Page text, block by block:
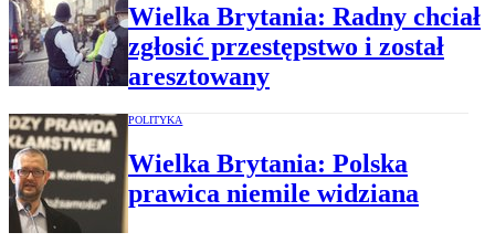
Wielka Brytania: Radny chciał
zgłosić przestępstwo i został
aresztowany
POLITYKA
Wielka Brytania: Polska
prawica niemile widziana